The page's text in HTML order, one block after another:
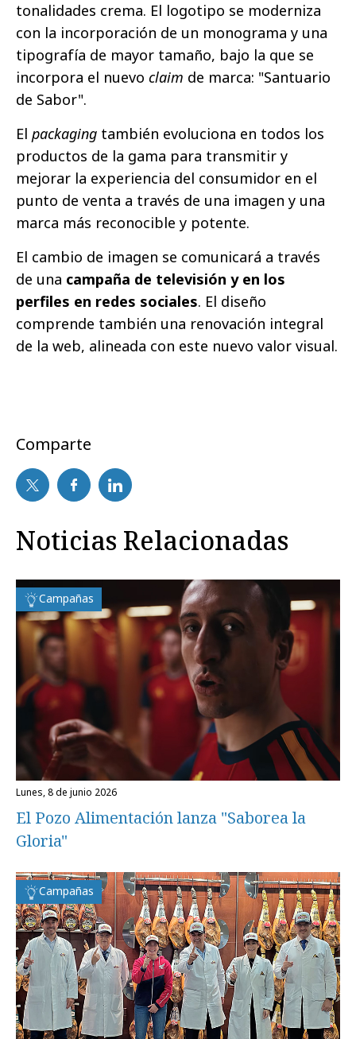
tonalidades crema. El logotipo se moderniza
con la incorporación de un monograma y una
tipografía de mayor tamaño, bajo la que se
incorpora el nuevo claim de marca: "Santuario
de Sabor".
El packaging también evoluciona en todos los
productos de la gama para transmitir y
mejorar la experiencia del consumidor en el
punto de venta a través de una imagen y una
marca más reconocible y potente.
El cambio de imagen se comunicará a través
de una campaña de televisión y en los
perfiles en redes sociales. El diseño
comprende también una renovación integral
de la web, alineada con este nuevo valor visual.
Comparte
Noticias Relacionadas
Campañas
lunes, 8 de junio 2026
El Pozo Alimentación lanza "Saborea la
Gloria"
Campañas